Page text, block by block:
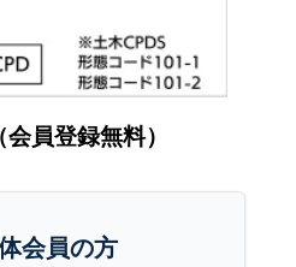
員登録無料）
会員の方